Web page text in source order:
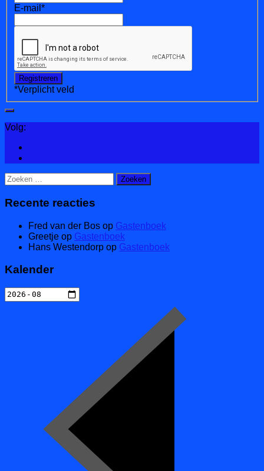
E-mail *
*Verplicht veld
Volg:
Zoeken
naar:
Recente reacties
Fred van der Bos op Gastenboek
Greetje op Gastenboek
Hans Westendorp op Gastenboek
Kalender